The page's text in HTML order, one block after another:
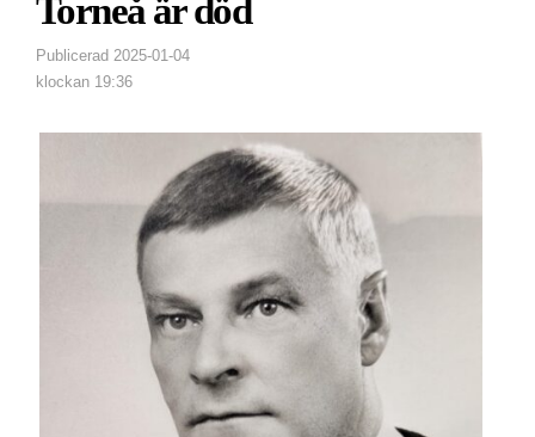
Torneå är död
Publicerad 2025-01-04
klockan 19:36